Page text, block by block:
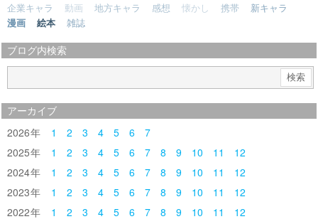
企業キャラ
動画 地方キャラ 感想 懐かし 携帯
新キャラ
漫画
絵本 雑誌
ブログ内検索
アーカイブ
2026 1 2 3 4 5 6
7
2025
1 2 3 4 5 6 7 8 9 10 11
12
2024
1 2 3 4 5 6 7 8 9 10 11
12
2023
1 2 3 4 5 6 7 8 9 10 11
12
2022
1 2 3 4 5 6 7 8 9 10 11
12